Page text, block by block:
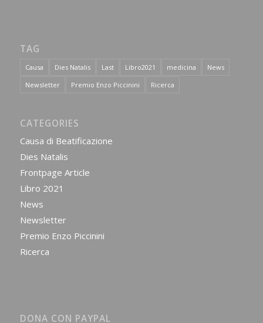
TAG
Causa Dies Natalis Last Libro2021 medicina
News
Newsletter
Premio Enzo Piccinini Ricerca
CATEGORIES
Causa di Beatificazione
Dies Natalis
Frontpage Article
Libro 2021
News
Newsletter
Premio Enzo Piccinini
Ricerca
DONA CON PAYPAL